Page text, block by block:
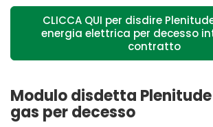
CLICCA QUI per disdire
energia elettrica per decesso
contratto
Modulo disdetta
gas per decesso